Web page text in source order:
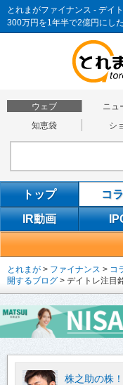
300万円を1年半で2億円にし
ウェブ ニュ
知恵袋
シ
トップ コ
IR動画
とれまが > ファイナンス > コ
開するブログ > デイトレ注目
株之助の株